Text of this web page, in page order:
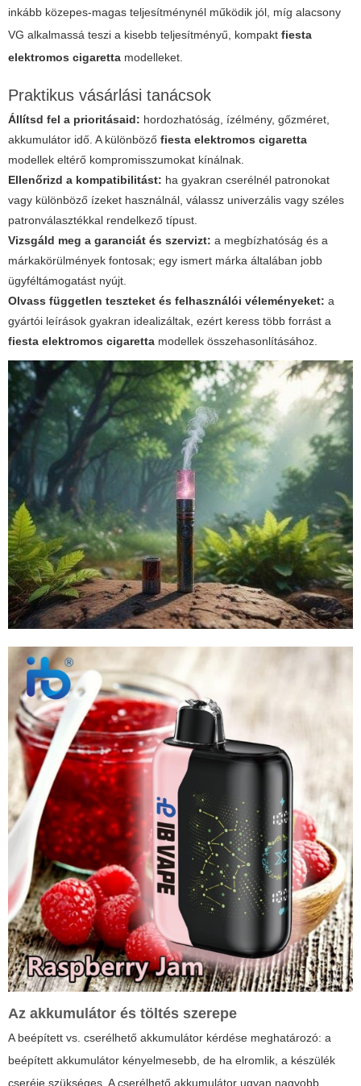
inkább közepes-magas teljesítménynél működik jól, míg alacsony
VG alkalmassá teszi a kisebb teljesítményű, kompakt fiesta
elektromos cigaretta modelleket.
Praktikus vásárlási tanácsok
Állítsd fel a prioritásaid: hordozhatóság, ízélmény, gőzméret,
akkumulátor idő. A különböző fiesta elektromos cigaretta
modellek eltérő kompromisszumokat kínálnak.
Ellenőrizd a kompatibilitást: ha gyakran cserélnél patronokat
vagy különböző ízeket használnál, válassz univerzális vagy széles
patronválasztékkal rendelkező típust.
Vizsgáld meg a garanciát és szervizt: a megbízhatóság és a
márkakörülmények fontosak; egy ismert márka általában jobb
ügyféltámogatást nyújt.
Olvass független teszteket és felhasználói véleményeket: a
gyártói leírások gyakran idealizáltak, ezért keress több forrást a
fiesta elektromos cigaretta modellek összehasonlításához.
Az akkumulátor és töltés szerepe
A beépített vs. cserélhető akkumulátor kérdése meghatározó: a
beépített akkumulátor kényelmesebb, de ha elromlik, a készülék
cseréje szükséges. A cserélhető akkumulátor ugyan nagyobb